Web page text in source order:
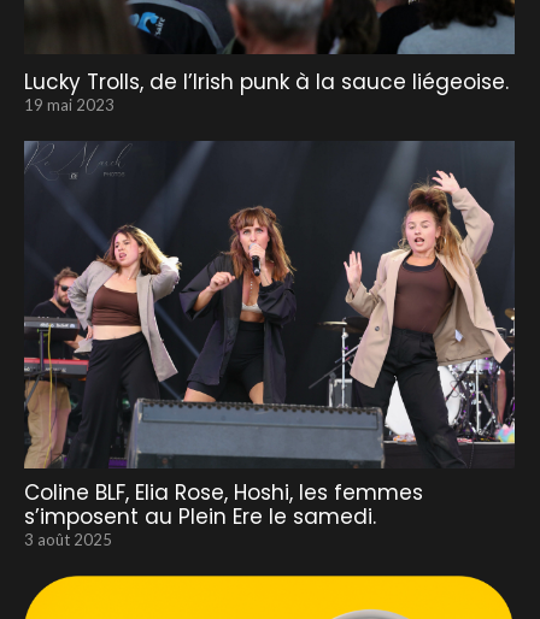
Lucky Trolls, de l’Irish punk à la sauce liégeoise.
19 mai 2023
Coline BLF, Elia Rose, Hoshi, les femmes
s’imposent au Plein Ere le samedi.
3 août 2025